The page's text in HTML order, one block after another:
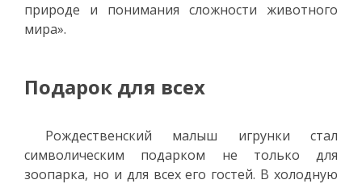
природе и понимания сложности животного
мира».
Подарок для всех
Рождественский малыш игрунки стал
символическим подарком не только для
зоопарка, но и для всех его гостей. В холодную